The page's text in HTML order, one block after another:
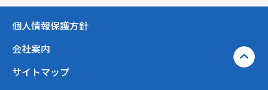
個人情報保護方針
会社案内
サイトマップ